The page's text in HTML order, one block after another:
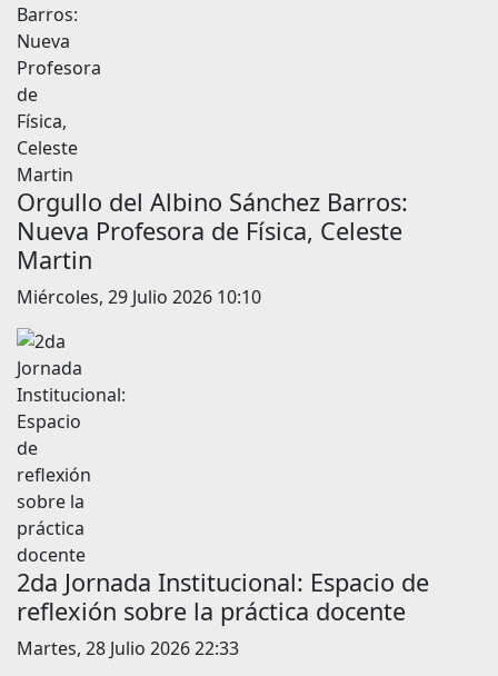
Orgullo del Albino Sánchez Barros:
Nueva Profesora de Física, Celeste
Martin
Miércoles, 29 Julio 2026 10:10
2da Jornada Institucional: Espacio de
reflexión sobre la práctica docente
Martes, 28 Julio 2026 22:33